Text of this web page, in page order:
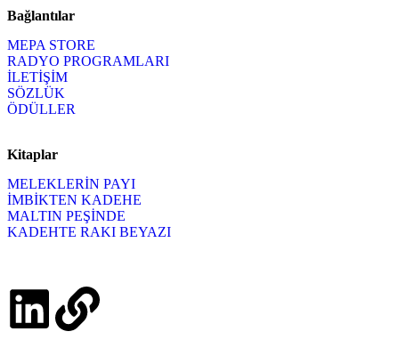
Bağlantılar
MEPA STORE
RADYO PROGRAMLARI
İLETİŞİM
SÖZLÜK
ÖDÜLLER
Kitaplar
MELEKLERİN PAYI
İMBİKTEN KADEHE
MALTIN PEŞİNDE
KADEHTE RAKI BEYAZI